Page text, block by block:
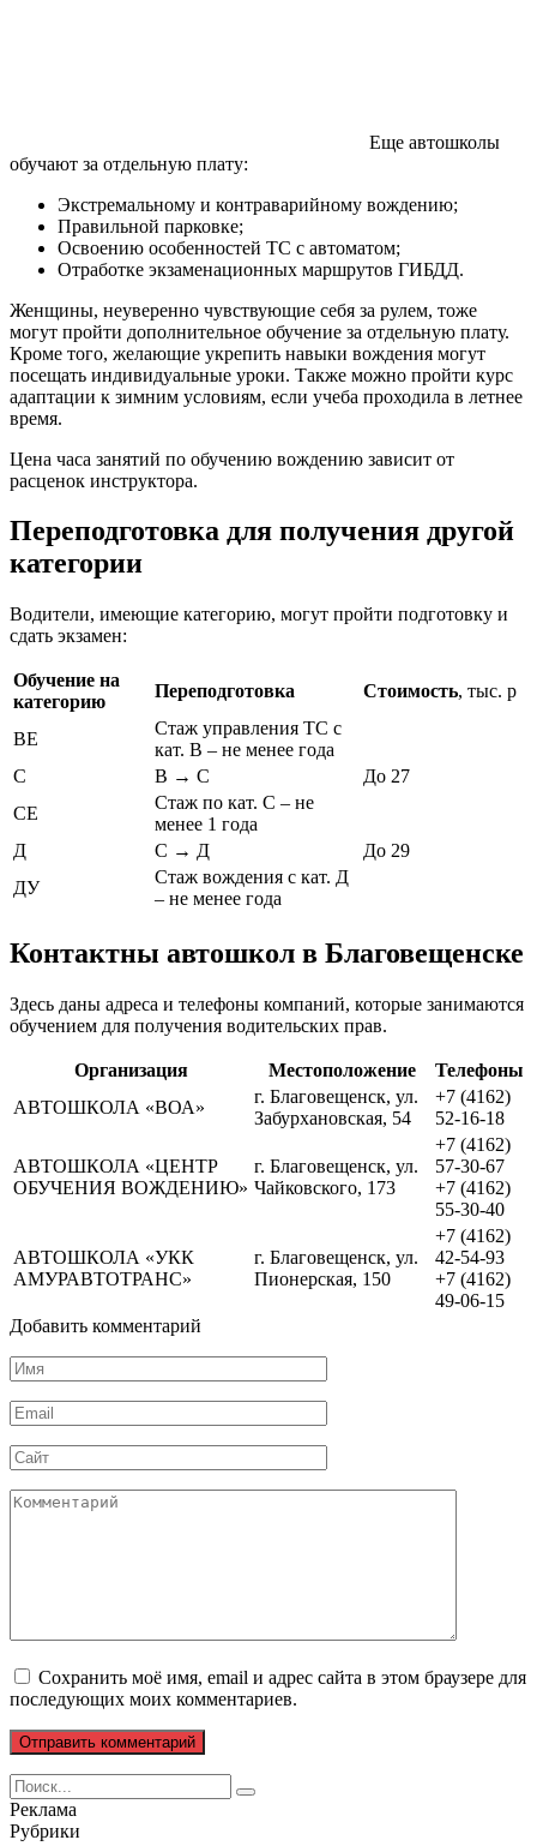
Еще автошколы
обучают за отдельную плату:
Экстремальному и контраварийному вождению;
Правильной парковке;
Освоению особенностей ТС с автоматом;
Отработке экзаменационных маршрутов ГИБДД.
Женщины, неуверенно чувствующие себя за рулем, тоже
могут пройти дополнительное обучение за отдельную плату.
Кроме того, желающие укрепить навыки вождения могут
посещать индивидуальные уроки. Также можно пройти курс
адаптации к зимним условиям, если учеба проходила в летнее
время.
Цена часа занятий по обучению вождению зависит от
расценок инструктора.
Переподготовка для получения другой
категории
Водители, имеющие категорию, могут пройти подготовку и
сдать экзамен:
Обучение на
категорию
Переподготовка Стоимость, тыс. р
ВЕ
Стаж управления ТС с
кат. В – не менее года
С
В → С
До 27
СЕ
Стаж по кат. С – не
менее 1 года
До 29
Д
С → Д
ДУ
Стаж вождения с кат. Д
– не менее года
Контактны автошкол в Благовещенске
Здесь даны адреса и телефоны компаний, которые занимаются
обучением для получения водительских прав.
Организация Местоположение
Телефоны
АВТОШКОЛА «ВОА»
г. Благовещенск, ул.
Забурхановская, 54
+7 (4162)
52-16-18
АВТОШКОЛА «ЦЕНТР
ОБУЧЕНИЯ ВОЖДЕНИЮ»
г. Благовещенск, ул.
Чайковского, 173
+7 (4162)
57-30-67
+7 (4162)
55-30-40
АВТОШКОЛА «УКК
АМУРАВТОТРАНС»
г. Благовещенск, ул.
Пионерская, 150
+7 (4162)
42-54-93
+7 (4162)
49-06-15
Добавить комментарий
Имя
*
Email
*
Сайт
Комментарий
Сохранить моё имя, email и адрес сайта в этом браузере для
последующих моих комментариев.
Search
for:
Реклама
Рубрики